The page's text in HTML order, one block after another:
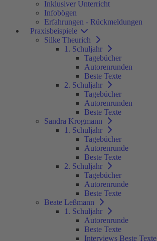
Inklusiver Unterricht
Infobögen
Erfahrungen - Rückmeldungen
Praxisbeispiele
Silke Theurich
1. Schuljahr
Tagebücher
Autorenrunden
Beste Texte
2. Schuljahr
Tagebücher
Autorenrunden
Beste Texte
Sandra Krogmann
1. Schuljahr
Tagebücher
Autorenrunde
Beste Texte
2. Schuljahr
Tagebücher
Autorenrunde
Beste Texte
Beate Leßmann
1. Schuljahr
Autorenrunde
Beste Texte
Interviews Beste Texte